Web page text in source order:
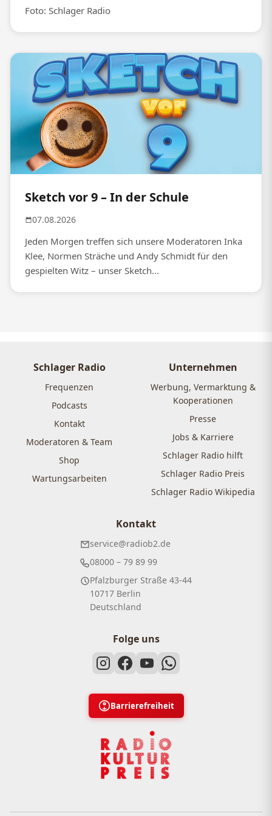
Foto: Schlager Radio
Sketch vor 9 – In der Schule
07.08.2026
Jeden Morgen treffen sich unsere Moderatoren Inka
Klee, Normen Sträche und Andy Schmidt für den
gespielten Witz – unser Sketch...
Schlager Radio
Frequenzen
Podcasts
Kontakt
Moderatoren & Team
Shop
Wartungsarbeiten
Unternehmen
Werbung, Vermarktung &
Kooperationen
Presse
Jobs & Karriere
Schlager Radio hilft
Schlager Radio Preis
Schlager Radio Wikipedia
Kontakt
service@radiob2.de
08000 – 79 89 99
Pfalzburger Straße 43-44
10717 Berlin
Deutschland
Folge uns
Barrierefreiheit